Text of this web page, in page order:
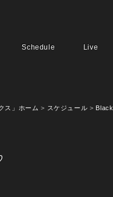
Schedule Live
ス」ホーム > スケジュール >